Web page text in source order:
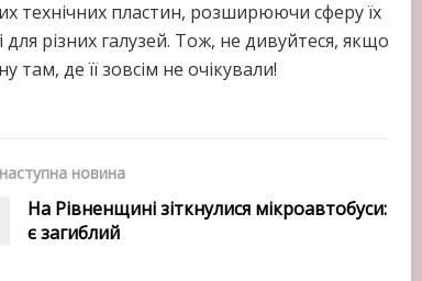
технічних пластин, розширюючи сферу їх
різних галузей. Тож, не дивуйтеся, якщо
там, де її зовсім не очікували!
наступна новина
На Рівненщині зіткнулися мікроавтобуси:
є загиблий